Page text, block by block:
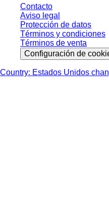
Contacto
Aviso legal
Protección de datos
Términos y condiciones
Términos de venta
Configuración de
Country: Estados Unidos